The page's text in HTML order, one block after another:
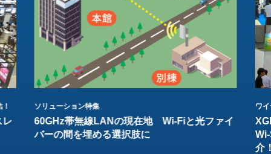
レ
ソリューション特集
60GHz帯無線LANの現在地 Wi-Fiと光ファイ
バーの間を埋める選択肢に
ワ
介